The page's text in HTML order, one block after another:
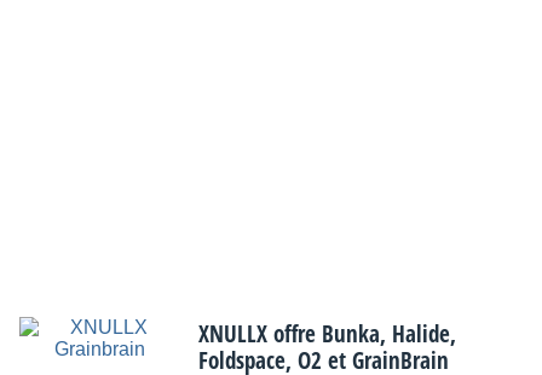
XNULLX offre Bunka, Halide,
Foldspace, O2 et GrainBrain